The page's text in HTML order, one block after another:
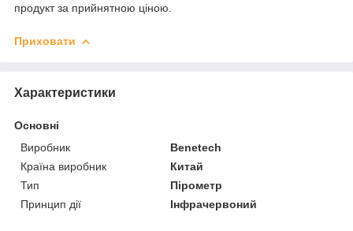
продукт за прийнятною ціною.
Приховати
Характеристики
Основні
Виробник
Benetech
Країна виробник
Китай
Тип
Пірометр
Принцип дії
Інфрачервоний